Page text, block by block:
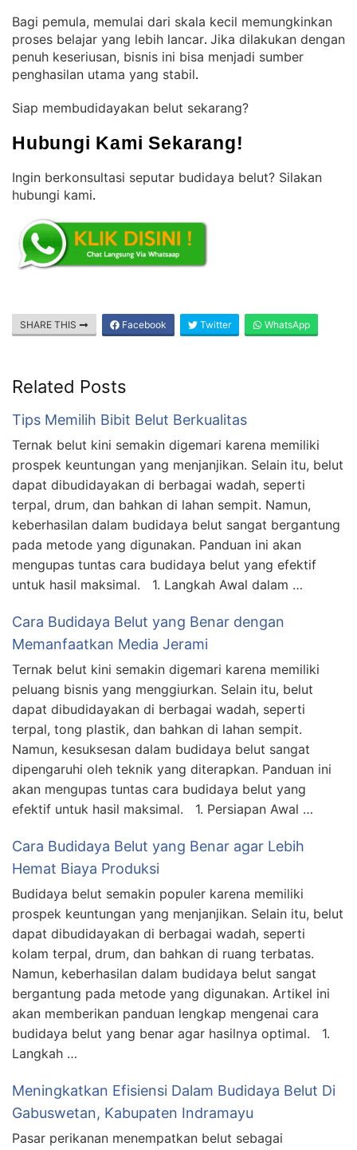
Bagi pemula, memulai dari skala kecil memungkinkan
proses belajar yang lebih lancar. Jika dilakukan dengan
penuh keseriusan, bisnis ini bisa menjadi sumber
penghasilan utama yang stabil.
Siap membudidayakan belut sekarang?
Hubungi Kami Sekarang!
Ingin berkonsultasi seputar budidaya belut? Silakan
hubungi kami.
SHARE THIS Facebook Twitter WhatsApp
Related Posts
Tips Memilih Bibit Belut Berkualitas
Ternak belut kini semakin digemari karena memiliki
prospek keuntungan yang menjanjikan. Selain itu, belut
dapat dibudidayakan di berbagai wadah, seperti
terpal, drum, dan bahkan di lahan sempit. Namun,
keberhasilan dalam budidaya belut sangat bergantung
pada metode yang digunakan. Panduan ini akan
mengupas tuntas cara budidaya belut yang efektif
untuk hasil maksimal. 1. Langkah Awal dalam …
Cara Budidaya Belut yang Benar dengan
Memanfaatkan Media Jerami
Ternak belut kini semakin digemari karena memiliki
peluang bisnis yang menggiurkan. Selain itu, belut
dapat dibudidayakan di berbagai wadah, seperti
terpal, tong plastik, dan bahkan di lahan sempit.
Namun, kesuksesan dalam budidaya belut sangat
dipengaruhi oleh teknik yang diterapkan. Panduan ini
akan mengupas tuntas cara budidaya belut yang
efektif untuk hasil maksimal. 1. Persiapan Awal …
Cara Budidaya Belut yang Benar agar Lebih
Hemat Biaya Produksi
Budidaya belut semakin populer karena memiliki
prospek keuntungan yang menjanjikan. Selain itu, belut
dapat dibudidayakan di berbagai wadah, seperti
kolam terpal, drum, dan bahkan di ruang terbatas.
Namun, keberhasilan dalam budidaya belut sangat
bergantung pada metode yang digunakan. Artikel ini
akan memberikan panduan lengkap mengenai cara
budidaya belut yang benar agar hasilnya optimal. 1.
Langkah …
Meningkatkan Efisiensi Dalam Budidaya Belut Di
Gabuswetan, Kabupaten Indramayu
Pasar perikanan menempatkan belut sebagai